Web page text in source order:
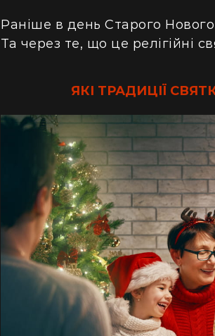
Раніше в день Старого
Та через те, що це релігійні
ЯКІ ТРАДИЦІЇ